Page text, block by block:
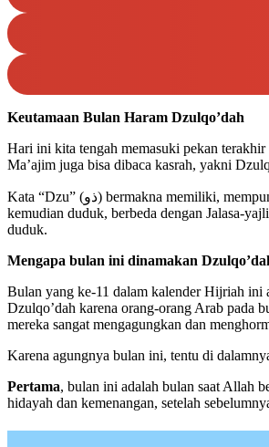
Keutamaan Bulan Haram Dzulqo’dah
Hari ini kita tengah memasuki pekan
Ma’ajim juga bisa dibaca kasrah, yakni
Kata “Dzu” (ذو) bermakna memiliki, mempunyai, dan menguasai. Kata “Qo’dah” atau “Qi’dah” adalah derivasi dari Qo’ada-Yaq’udu (قَعَد-يَقْعُد) yang memiliki beberapa arti, di antaranya adalah duduk (berdiri
kemudian duduk, berbeda dengan Jalasa-
duduk.
Mengapa bulan ini dinamakan
Bulan yang ke-11 dalam kalender Hijriah ini
Dzulqo’dah karena orang-orang Arab pada
mereka sangat mengagungkan dan
Karena agungnya bulan ini, tentu di
Pertama, bulan ini adalah bulan saat Allah
hidayah dan kemenangan, setelah